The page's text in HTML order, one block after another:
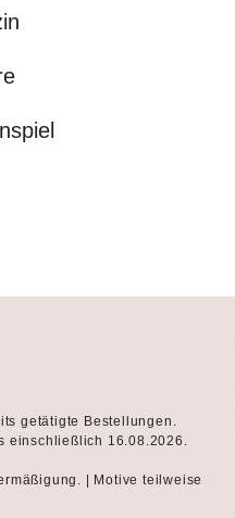
getätigte Bestellungen.
einschließlich 16.08.2026.
| Motive teilweise